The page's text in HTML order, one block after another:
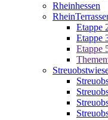
Rheinhessen
Etappe
Etappe
Etappe